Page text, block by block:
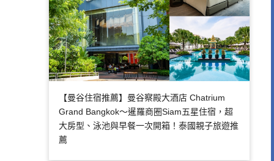
【曼谷住宿推薦】曼谷察殿大酒店 Chatrium
Grand Bangkok～暹羅商圈Siam五星住宿，超
大房型、泳池與早餐一次開箱！泰國親子旅遊推
薦